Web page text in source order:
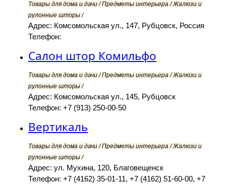
Товары для дома и дачи / Предметы интерьера / Жалюзи и
рулонные шторы /
Адрес: Комсомольская ул., 147, Рубцовск, Россия
Телефон:
Салон штор Комильфо
Товары для дома и дачи / Предметы интерьера / Жалюзи и
рулонные шторы /
Адрес: Комсомольская ул., 145, Рубцовск
Телефон: +7 (913) 250-00-50
Вертикаль
Товары для дома и дачи / Предметы интерьера / Жалюзи и
рулонные шторы /
Адрес: ул. Мухина, 120, Благовещенск
Телефон: +7 (4162) 35-01-11, +7 (4162) 51-60-00, +7